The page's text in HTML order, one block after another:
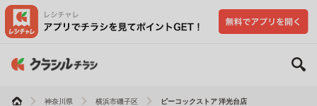
神奈川県 横浜市磯子区 ピーコックストア 洋光台店